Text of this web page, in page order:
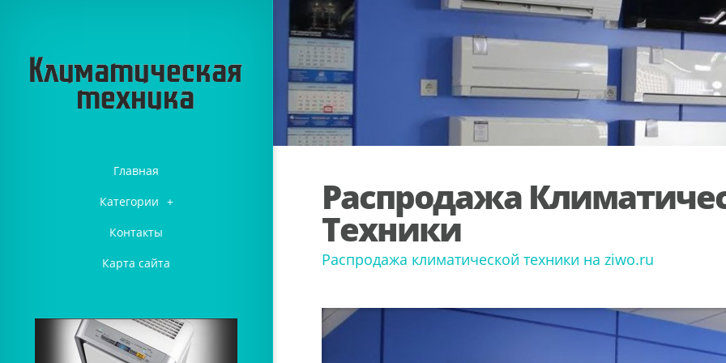
Главная
Категории +
Контакты
Карта сайта
Распродажа
Техники
Распродажа климатической техники на ziwo.ru